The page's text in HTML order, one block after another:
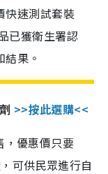
快速測試套裝
已獲衛生署認
果。
>>按此選購<<
，優惠價只要
可供民眾進行自